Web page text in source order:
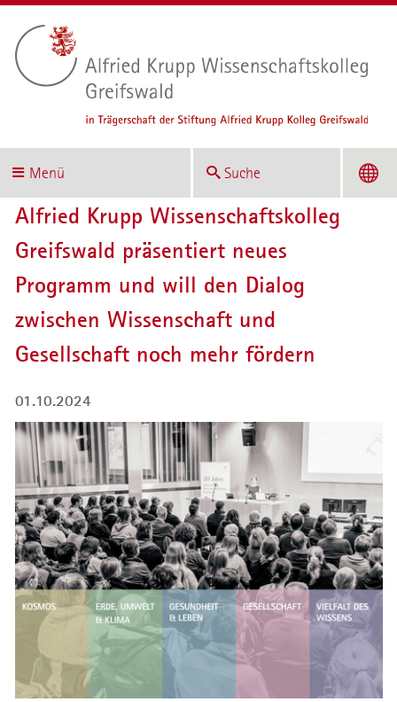
Menü Suche
Alfried Krupp Wissenschaftskolleg
Greifswald präsentiert neues
Programm und will den Dialog
zwischen Wissenschaft und
Gesellschaft noch mehr fördern
01.10.2024